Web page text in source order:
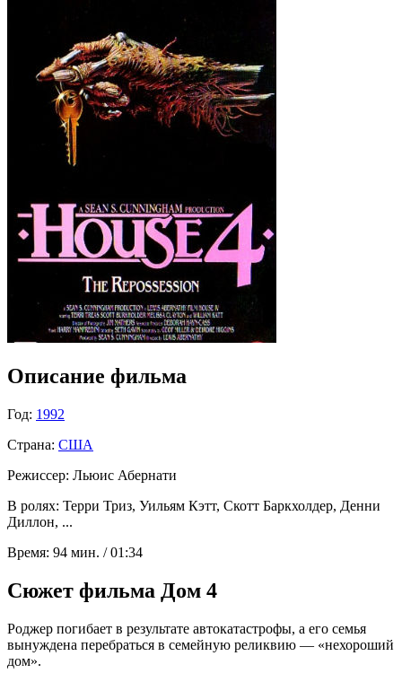
Описание фильма
Год: 1992
Страна: США
Режиссер: Льюис Абернати
В ролях: Терри Триз, Уильям Кэтт, Скотт Баркхолдер, Денни
Диллон, ...
Время: 94 мин. / 01:34
Сюжет фильма Дом 4
Роджер погибает в результате автокатастрофы, а его семья
вынуждена перебраться в семейную реликвию — «нехороший
дом».